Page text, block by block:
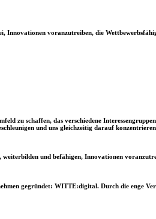
voranzutreiben, die
zu schaffen, das verschiedene
und uns gleichzeitig darauf
weiterbilden und befähigen, Innovationen
gegründet: WITTE:digital. Durch die enge